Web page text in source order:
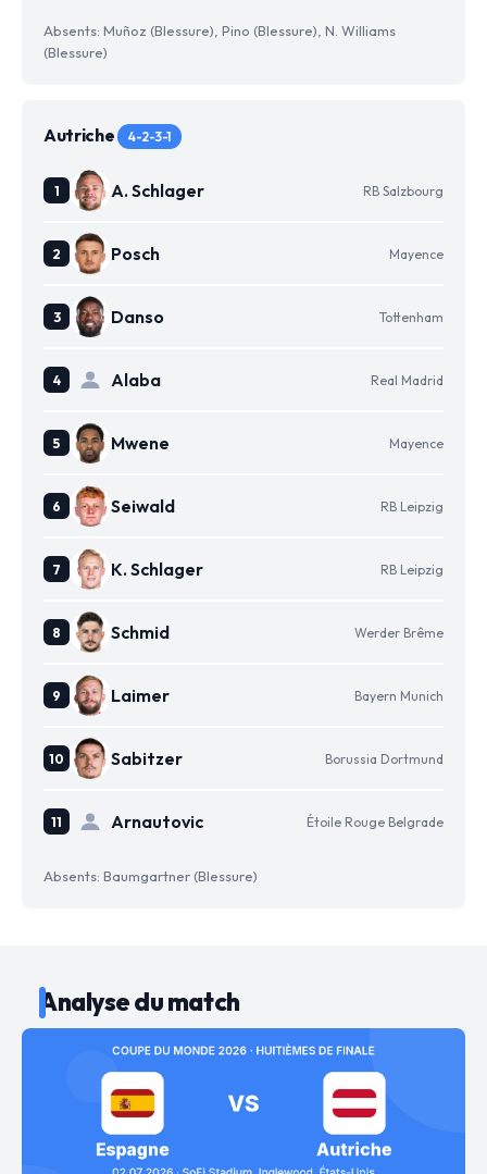
Absents: Muñoz (Blessure), Pino (Blessure), N. Williams
(Blessure)
Autriche 4-2-3-1
A. Schlager RB Salzbourg
Posch Mayence
Danso Tottenham
Alaba Real Madrid
Mwene Mayence
Seiwald RB Leipzig
K. Schlager RB Leipzig
Schmid Werder Brême
Laimer Bayern Munich
Sabitzer Borussia Dortmund
Arnautovic Étoile Rouge Belgrade
Absents: Baumgartner (Blessure)
Analyse du match